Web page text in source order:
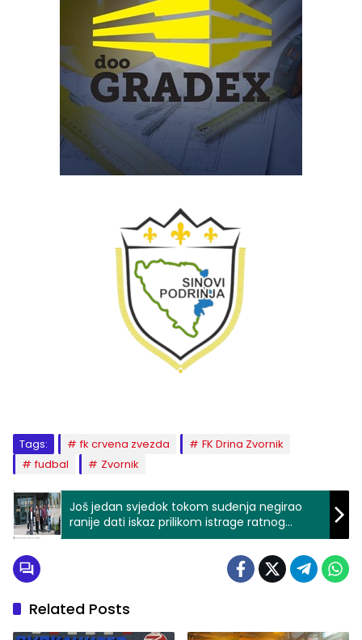
Tags: fk crvena zvezda
FK Drina Zvornik
fudbal
Zvornik
Još jedan svjedok tokom suđenja negirao
ranije dati iskaz prilikom istrage ratnog
zločina pogubljenja 65 zarobljenika na
lokacijama na području Bišine u Šekovićima i
Related Posts